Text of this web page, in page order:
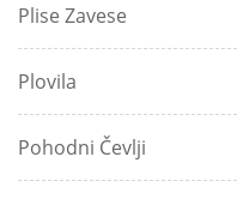
Plise Zavese
Plovila
Pohodni Čevlji